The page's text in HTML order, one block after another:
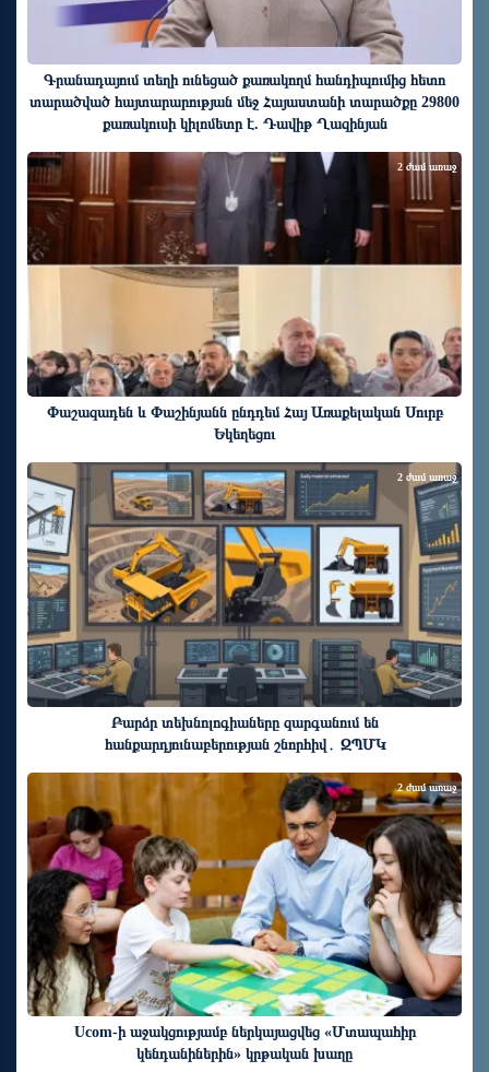
Գրանադայում տեղի ունեցած քառակողմ հանդիպումից հետո
տարածված հայտարարության մեջ Հայաստանի տարածքը 29800
քառակուսի կիլոմետր է. Դավիթ Ղազինյան
Փաշազադեն և Փաշինյանն ընդդեմ Հայ Առաքելական Սուրբ
Եկեղեցու
2 ժամ առաջ
Բարձր տեխնոլոգիաները զարգանում են
հանքարդյունաբերության շնորհիվ․ ԶՊՄԿ
2 ժամ առաջ
Ucom-ի աջակցությամբ ներկայացվեց «Մտապահիր
կենդանիներին» կրթական խաղը
2 ժամ առաջ